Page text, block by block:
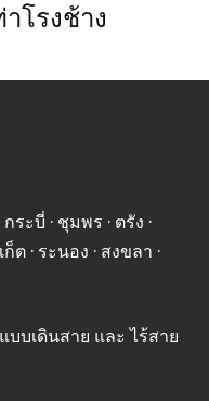
โรงช้าง
ะบี่ · ชุมพร · ตรัง ·
ต · ระนอง · สงขลา ·
บเดินสาย และ ไร้สาย